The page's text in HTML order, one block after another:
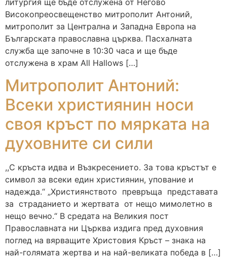
Високопреосвещенство митрополит Антоний,
митрополит за Централна и Западна Европа на
Българската православна църква. Пасхалната
служба ще започне в 10:30 часа и ще бъде
отслужена в храм All Hallows […]
Митрополит Антоний:
Всеки християнин носи
своя кръст по мярката на
духовните си сили
,,С кръста идва и Възкресението. За това кръстът е
символ за всеки един християнин, упование и
надежда.“ „Християнството превръща представата
за страданието и жертвата от нещо мимолетно в
нещо вечно.“ В средата на Великия пост
Православната ни Църква издига пред духовния
поглед на вярващите Христовия Кръст – знака на
най-голямата жертва и на най-великата победа в […]